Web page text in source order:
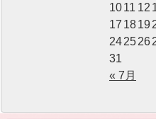
« 7月
1011 12
17 1819
242526
31